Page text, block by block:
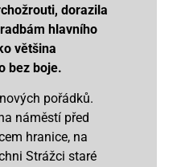
dorazila
hlavního
většina
bez boje.
pořádků.
náměstí před
hranice, na
Strážci staré